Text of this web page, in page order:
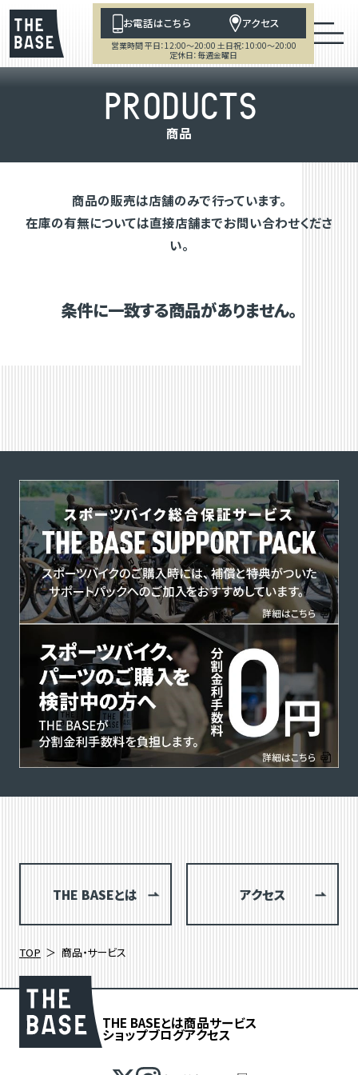
お電話はこちら アクセス
営業時間 平日：12:00～20:00 土日祝：10:00～20:00
定休日：毎週金曜日
PRODUCTS
商品
商品の販売は店舗のみで行っています。
在庫の有無については直接店舗までお問い合わせくださ
い。
条件に一致する商品がありません。
THE BASEとは アクセス
TOP 商品・サービス
THE BASEとは商品サービス
ショップブログアクセス